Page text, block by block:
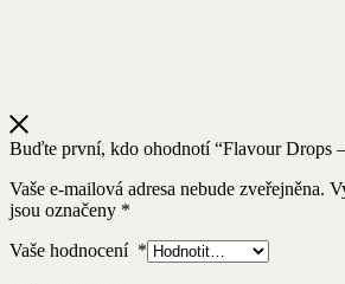
Buďte první, kdo ohodnotí “Flavour Drops
Vaše e-mailová adresa nebude zveřejněna.
jsou označeny *
Vaše hodnocení *